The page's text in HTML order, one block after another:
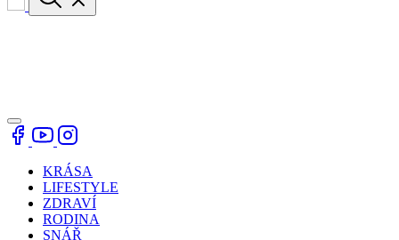
KRÁSA
LIFESTYLE
ZDRAVÍ
RODINA
SNÁŘ